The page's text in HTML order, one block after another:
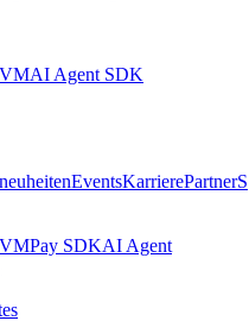
AI Agent SDK
EventsKarrierePartnerS
Pay SDKAI Agent